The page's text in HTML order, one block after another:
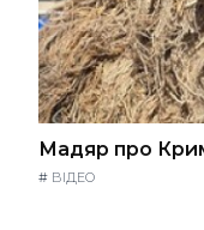
Мадяр про
# ВІДЕО